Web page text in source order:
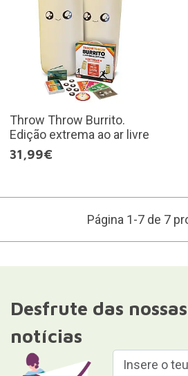
Throw Throw Burrito.
Edição extrema ao ar livre
31,99€
Página 1-7 de 7
Desfrute das
notícias